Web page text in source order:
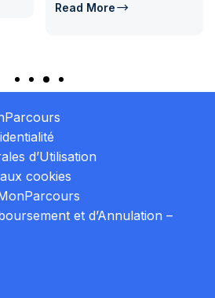
Read More
d’Utilisation
cookies
et d’Annulation –